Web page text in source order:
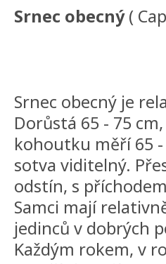
Srnec obecný(
Srnec obecný je
Dorůstá 65 - 75
kohoutku měří 65 -
sotva viditelný.
odstín, s
Samci mají
jedinců v dobrých
Každým rokem, v